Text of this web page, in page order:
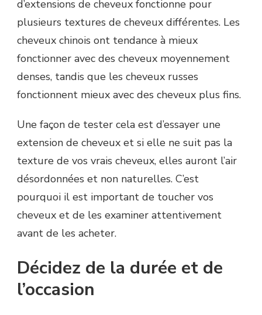
d’extensions de cheveux fonctionne pour
plusieurs textures de cheveux différentes. Les
cheveux chinois ont tendance à mieux
fonctionner avec des cheveux moyennement
denses, tandis que les cheveux russes
fonctionnent mieux avec des cheveux plus fins.
Une façon de tester cela est d’essayer une
extension de cheveux et si elle ne suit pas la
texture de vos vrais cheveux, elles auront l’air
désordonnées et non naturelles. C’est
pourquoi il est important de toucher vos
cheveux et de les examiner attentivement
avant de les acheter.
Décidez de la durée et de
l’occasion